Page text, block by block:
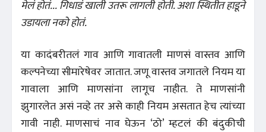
मेलं होतं... गिधाडं खाली उतरू लागली होती. अशा स्थितीत हाडूने
उडायला नको होतं.
या कादंबरीतलं गाव आणि गावातली माणसं वास्तव आणि
कल्पनेच्या सीमारेषेवर जातात. जणू वास्तव जगातले नियम या
गावाला आणि माणसांना लागूच नाहीत. ते माणसांनी
झुगारलेत असं नव्हे तर असे काही नियम असतात हेच त्यांच्या
गावी नाही. माणसाचं नाव घेऊन ‘ठो’ म्हटलं की बंदुकीची